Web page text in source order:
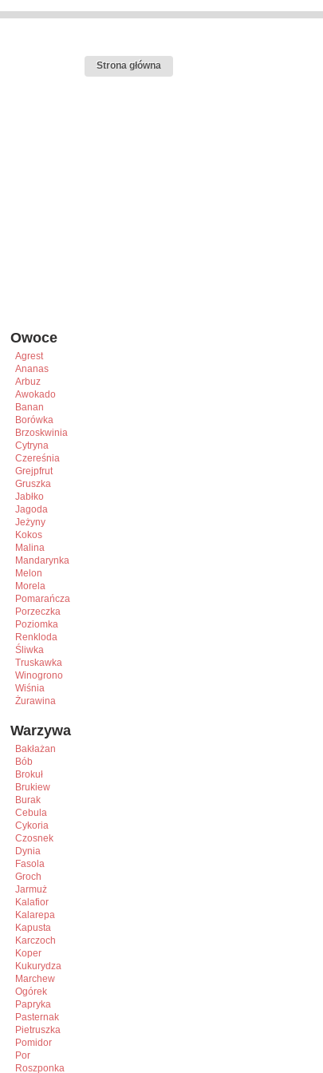
Strona główna
Owoce
Agrest
Ananas
Arbuz
Awokado
Banan
Borówka
Brzoskwinia
Cytryna
Czereśnia
Grejpfrut
Gruszka
Jabłko
Jagoda
Jeżyny
Kokos
Malina
Mandarynka
Melon
Morela
Pomarańcza
Porzeczka
Poziomka
Renkloda
Śliwka
Truskawka
Winogrono
Wiśnia
Żurawina
Warzywa
Bakłażan
Bób
Brokuł
Brukiew
Burak
Cebula
Cykoria
Czosnek
Dynia
Fasola
Groch
Jarmuż
Kalafior
Kalarepa
Kapusta
Karczoch
Koper
Kukurydza
Marchew
Ogórek
Papryka
Pasternak
Pietruszka
Pomidor
Por
Roszponka